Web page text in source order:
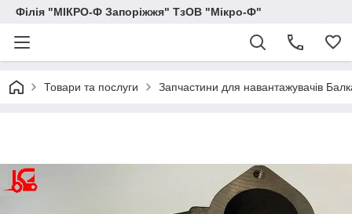
Філія "МІКРО-Ф Запоріжжя" ТзОВ "Мікро-Ф"
Товари та послуги Запчастини для навантажувачів